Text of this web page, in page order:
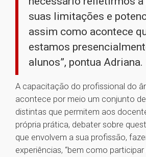
suas limitações e
assim como acontece
estamos
alunos”, pontua Adriana.
A capacitação do profissional do
acontece por meio um conjunto
distintas que permitem aos
própria prática, debater sobre
que envolvem a sua profissão,
experiências, “bem como